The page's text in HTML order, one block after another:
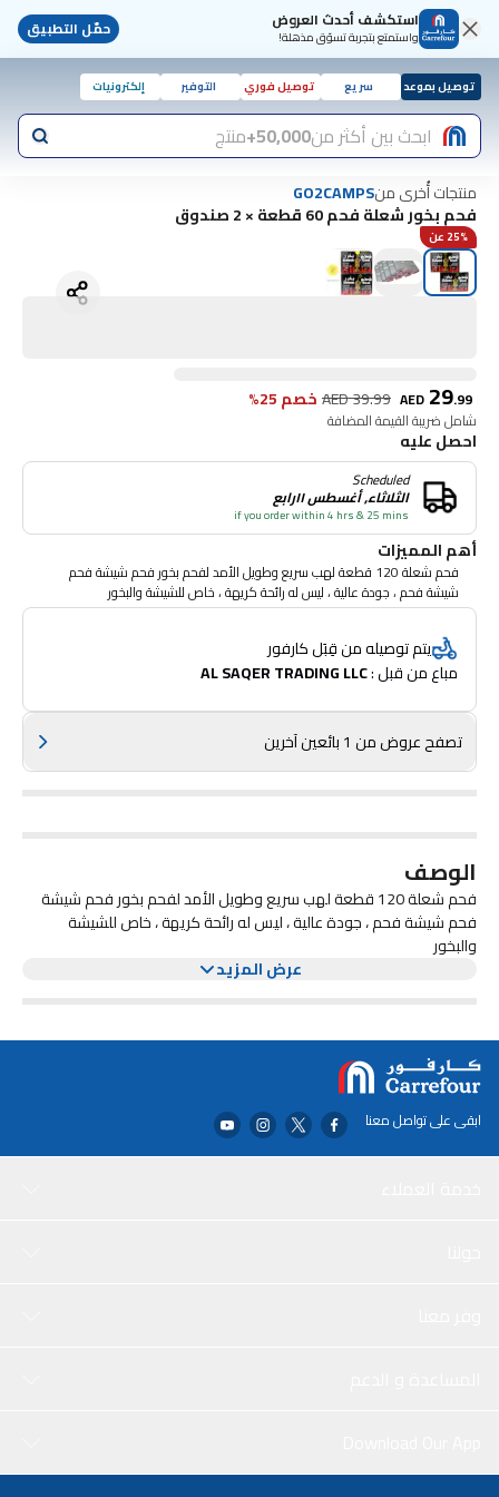
استكشف أحدث العروض
واستمتع بتجربة تسوّق مذهلة! حمّل التطبيق
توصيل بموعد سريع توصيل فوري التوفير إلكترونيات
ابحث بين أكثر من50,000+ منتج
منتجات أُخرى منGO2CAMPS
فحم بخور شعلة فحم 60 قطعة × 2 صندوق
25% عن
AED 29.99
AED39.99 خصم 25%
شامل ضريبة القيمة المضافة
احصل عليه
Scheduled
الثلاثاء, أغسطس ١١رابع
if you order within 4 hrs & 25 mins
أهم المميزات
فحم شعلة 120 قطعة لهب سريع وطويل الأمد لفحم بخور فحم شيشة فحم
شيشة فحم ، جودة عالية ، ليس له رائحة كريهة ، خاص للشيشة والبخور
يتم توصيله من قِبَل كارفور
مباع من قبل : AL SAQER TRADING LLC
تصفح عروض من 1 بائعين آخرين
الوصف
فحم شعلة 120 قطعة لهب سريع وطويل الأمد لفحم بخور فحم شيشة
فحم شيشة فحم ، جودة عالية ، ليس له رائحة كريهة ، خاص للشيشة
والبخور
عرض المزيد
ابقى على تواصل معنا